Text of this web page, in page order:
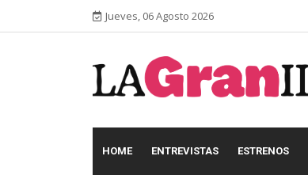
Jueves, 06 Agosto 2026
HOME ENTREVISTAS ESTRENOS